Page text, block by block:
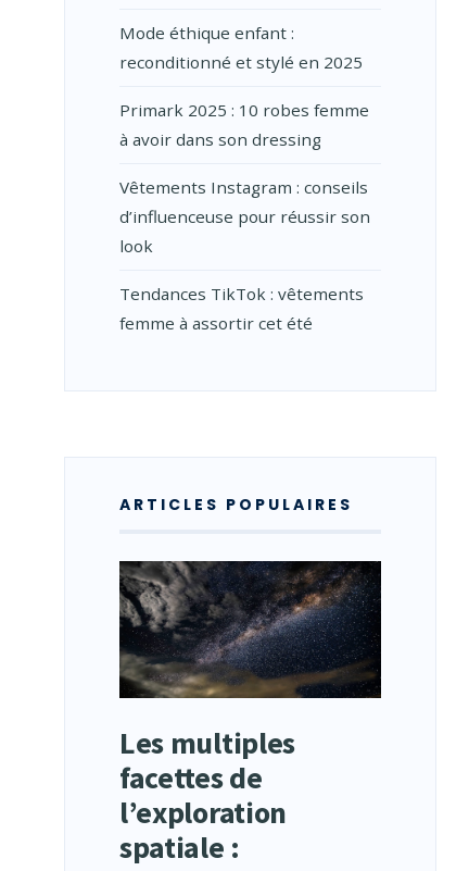
Mode éthique enfant :
reconditionné et stylé en 2025
Primark 2025 : 10 robes femme
à avoir dans son dressing
Vêtements Instagram : conseils
d’influenceuse pour réussir son
look
Tendances TikTok : vêtements
femme à assortir cet été
ARTICLES POPULAIRES
Les multiples
facettes de
l’exploration
spatiale :